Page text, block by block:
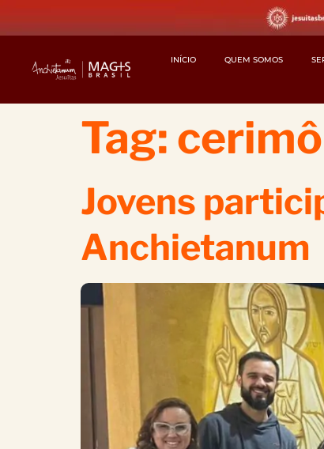
INÍCIO QUEM SOMOS
Tag:
Jovens
Anchietanum